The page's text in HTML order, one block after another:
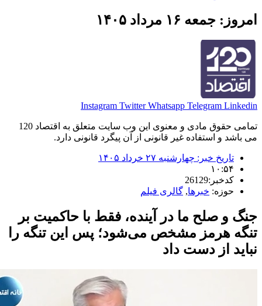
۱۶ مرداد ۱۴۰۵
Instagram Twitter Whatsapp Telegram
تمامی حقوق مادی و معنوی این وب سایت متعلق به اقتصاد 120
و استفاده غیر قانونی از آن پیگرد قانونی دارد.
تاریخ خبر:چهارشنبه ۲۷ خرداد ۱۴۰۵
۱۰:۵۴
کدخبر:26129
حوزه:خبرها ,گالری فیلم
و صلح ما در آینده، فقط با حاکمیت بر
هرمز مشخص می‌شود؛ پس این تنگه را
از دست داد